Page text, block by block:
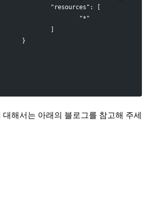
				"resources": [
					"*"
				]
			}
해서는 아래의 블로그를 참고해 주세